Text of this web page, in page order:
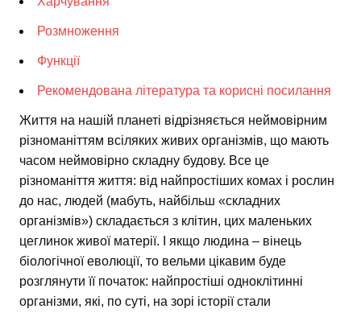
Розмноження
Функції
Рекомендована література та корисні посилання
Життя на нашій планеті відрізняється неймовірним
різноманіттям всіляких живих організмів, що мають
часом неймовірно складну будову. Все це
різноманіття життя: від найпростіших комах і рослин
до нас, людей (мабуть, найбільш «складних
організмів») складається з клітин, цих маленьких
цеглинок живої матерії. І якщо людина – вінець
біологічної еволюції, то вельми цікавим буде
розглянути її початок: найпростіші одноклітинні
організми, які, по суті, на зорі історії стали